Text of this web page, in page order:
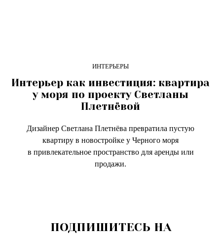
ИНТЕРЬЕРЫ
Интерьер как инвестиция: квартира
у моря по проекту Светланы
Плетнёвой
Дизайнер Светлана Плетнёва превратила пустую
квартиру в новостройке у Черного моря
в привлекательное пространство для аренды или
продажи.
ПОДПИШИТЕСЬ НА